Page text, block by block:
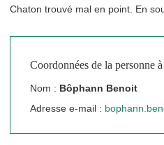
Chaton trouvé mal en point. En
Coordonnées de la personne
Nom : Bôphann Benoit
Adresse e-mail :